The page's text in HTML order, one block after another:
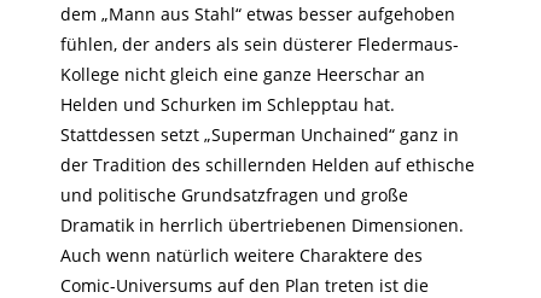
dem „Mann aus Stahl“ etwas besser aufgehoben
fühlen, der anders als sein düsterer Fledermaus-
Kollege nicht gleich eine ganze Heerschar an
Helden und Schurken im Schlepptau hat.
Stattdessen setzt „Superman Unchained“ ganz in
der Tradition des schillernden Helden auf ethische
und politische Grundsatzfragen und große
Dramatik in herrlich übertriebenen Dimensionen.
Auch wenn natürlich weitere Charaktere des
Comic-Universums auf den Plan treten ist die